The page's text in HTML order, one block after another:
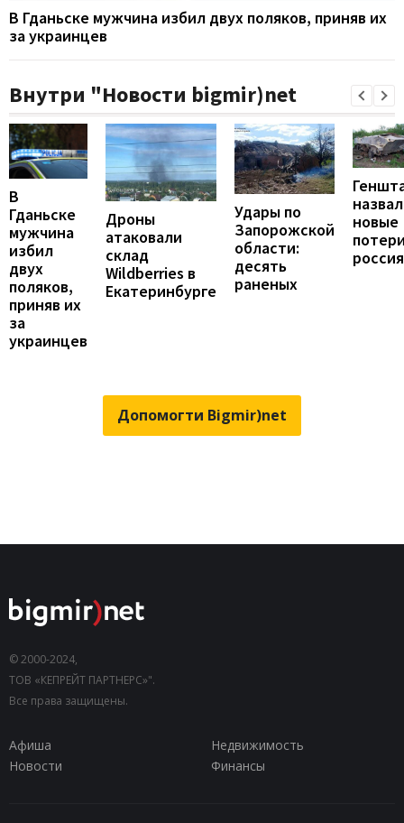
В Гданьске мужчина избил двух поляков, приняв их
за украинцев
Внутри "Новости bigmir)net
В
Гданьске
мужчина
избил
двух
поляков,
приняв их
за
украинцев
Дроны
атаковали
склад
Wildberries в
Екатеринбурге
Удары по
Запорожской
области:
десять
раненых
назвал
новые
Допомогти Bigmir)net
© 2000-2024,
ТОВ «КЕПРЕЙТ ПАРТНЕРС»".
Все права защищены.
Афиша
Недвижимость
Новости
Финансы